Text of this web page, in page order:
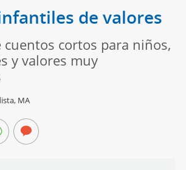
de valores
cuentos cortos para niños,
y valores muy
MA